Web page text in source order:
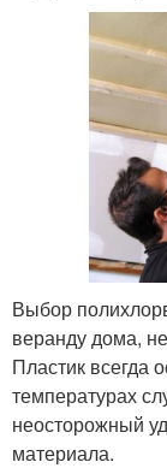
Выбор
веранду дома,
Пластик всегда
температурах
неосторожный
материала.